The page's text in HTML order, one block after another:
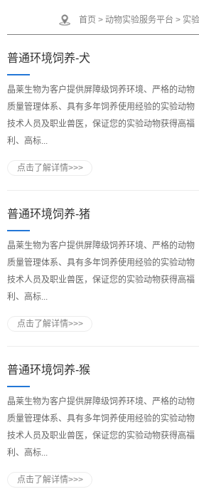
首页 > 动物实验服务平台 > 实
普通环境饲养-犬
晶莱生物为客户提供屏障级饲养环境、严格的动物
质量管理体系、具有多年饲养使用经验的实验动物
技术人员及职业兽医，保证您的实验动物获得高福
利、高标...
点击了解详情>>>
普通环境饲养-猪
晶莱生物为客户提供屏障级饲养环境、严格的动物
质量管理体系、具有多年饲养使用经验的实验动物
技术人员及职业兽医，保证您的实验动物获得高福
利、高标...
点击了解详情>>>
普通环境饲养-猴
晶莱生物为客户提供屏障级饲养环境、严格的动物
质量管理体系、具有多年饲养使用经验的实验动物
技术人员及职业兽医，保证您的实验动物获得高福
利、高标...
点击了解详情>>>